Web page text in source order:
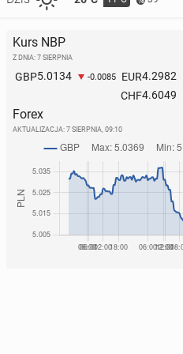
Kurs NBP
Z DNIA: 7 SIERPNIA
GBP5.0134 -0.0085 EUR4.2982
CHF4.6049
Forex
AKTUALIZACJA: 7 SIERPNIA, 09:10